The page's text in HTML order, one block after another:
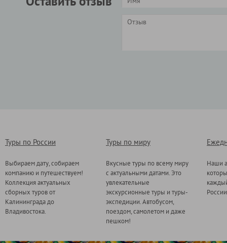
Туры по России
Выбираем дату, собираем
компанию и путешествуем!
Коллекция актуальных
сборных туров от
Калининграда до
Владивостока.
Туры по миру
Вкусные туры по всему миру
с актуальными датами. Это
увлекательные
экскурсионные туры и туры-
экспедиции. Автобусом,
поездом, самолетом и даже
пешком!
Наши